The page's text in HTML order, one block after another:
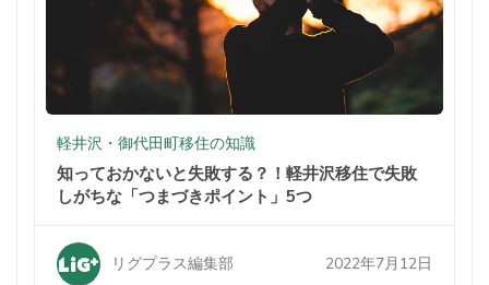
軽井沢・御代田町移住の知識
知っておかないと失敗する？！軽井沢移住で失敗
しがちな「つまづきポイント」5つ
リグプラス編集部 2022年7月12日